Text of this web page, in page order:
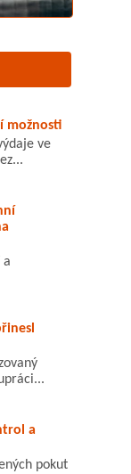
možnosti
ve
a
a
pokut